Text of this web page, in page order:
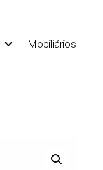
Mobiliários